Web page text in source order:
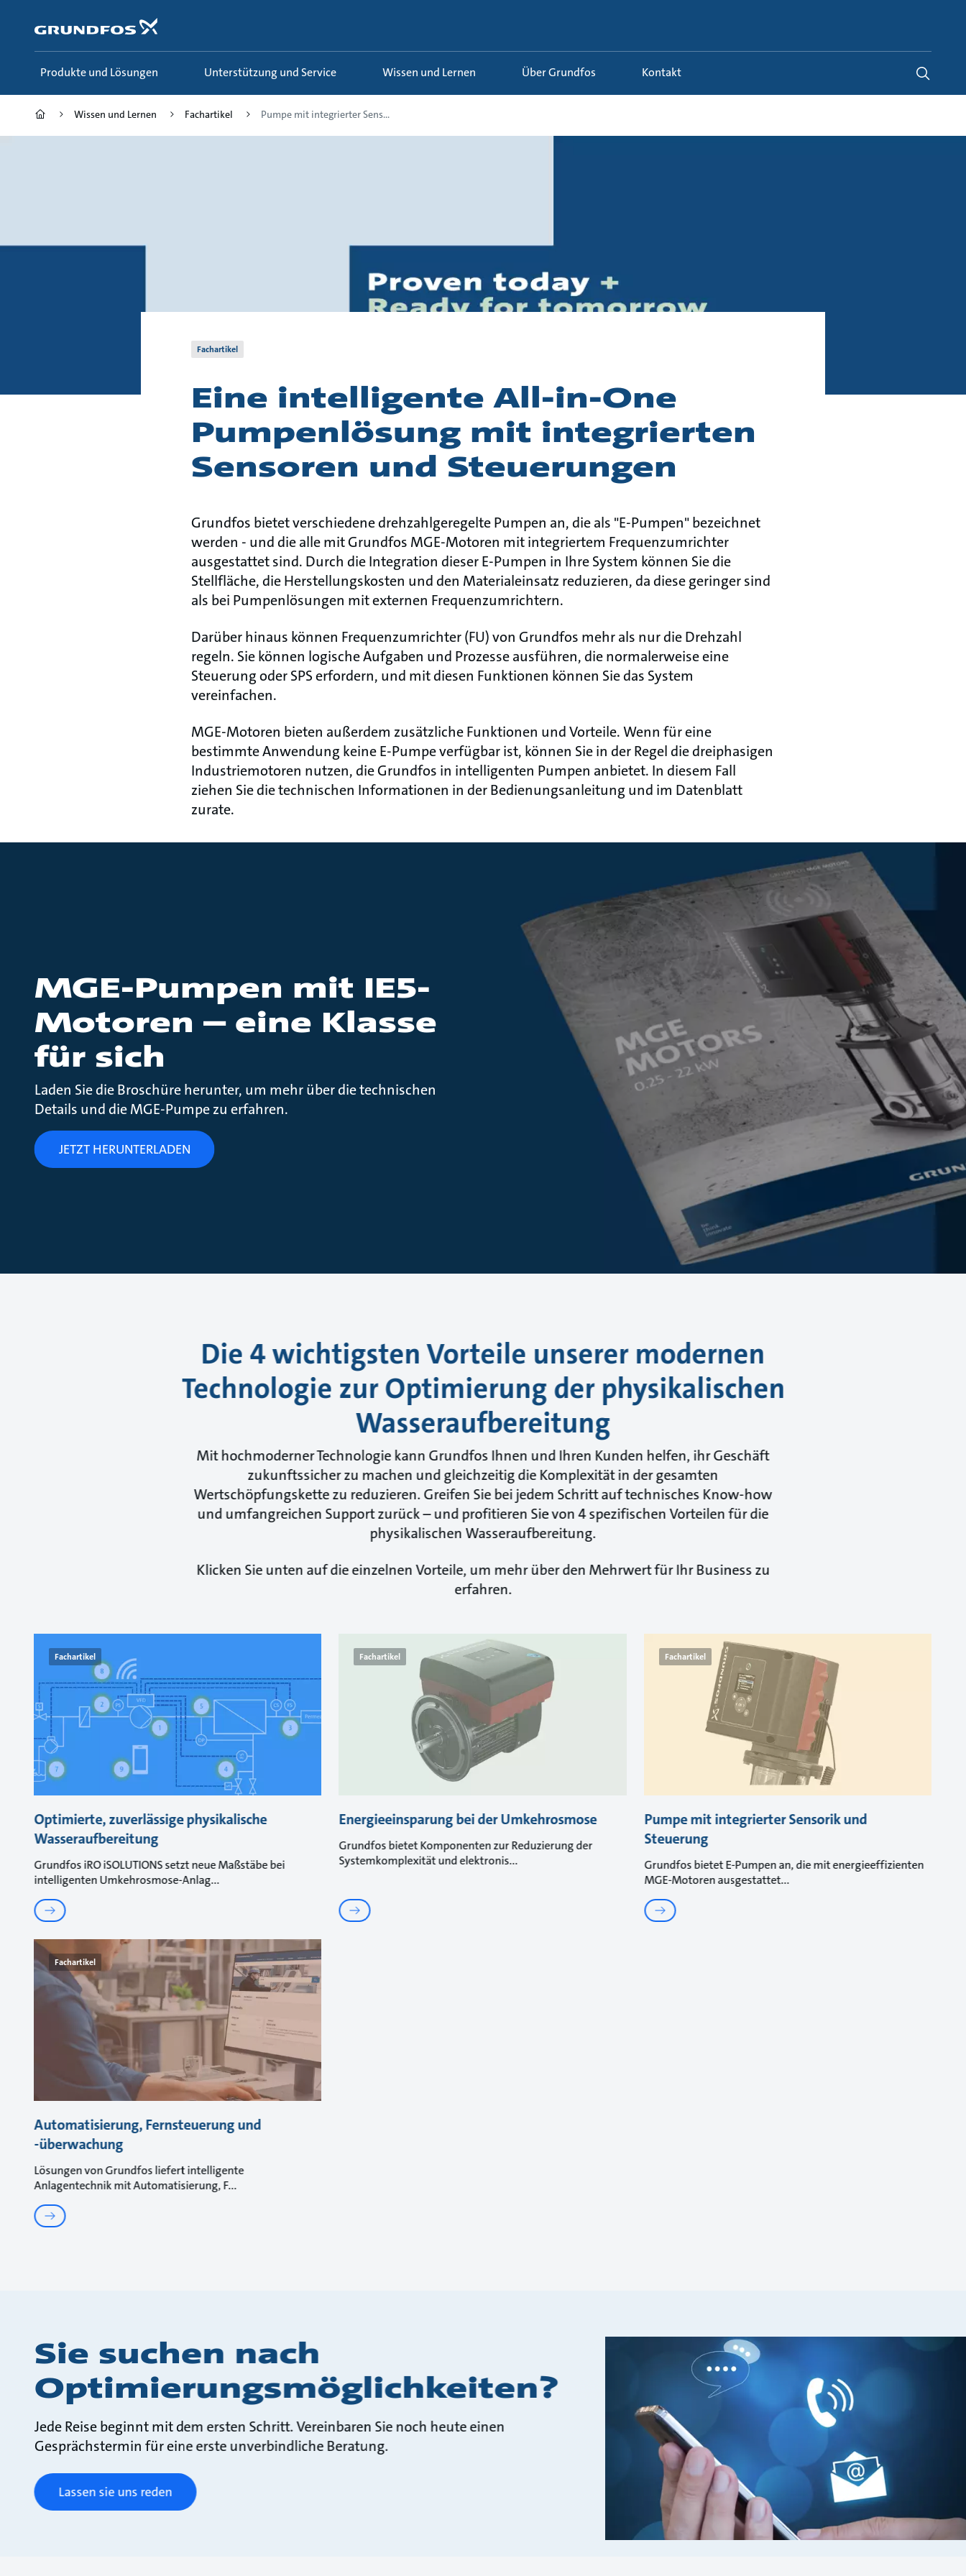
springen
Produkte und Lösungen Unterstützung und Service Wissen und Lernen Über Grundfos Kontakt
Wissen und Lernen Fachartikel Pumpe mit integrierter Sens...
Fachartikel
Eine intelligente All-in-One
Pumpenlösung mit integrierten
Sensoren und Steuerungen
Grundfos bietet verschiedene drehzahlgeregelte Pumpen an, die als "E-Pumpen" bezeichnet
werden - und die alle mit Grundfos MGE-Motoren mit integriertem Frequenzumrichter
ausgestattet sind. Durch die Integration dieser E-Pumpen in Ihre System können Sie die
Stellfläche, die Herstellungskosten und den Materialeinsatz reduzieren, da diese geringer sind
als bei Pumpenlösungen mit externen Frequenzumrichtern.
Darüber hinaus können Frequenzumrichter (FU) von Grundfos mehr als nur die Drehzahl
regeln. Sie können logische Aufgaben und Prozesse ausführen, die normalerweise eine
Steuerung oder SPS erfordern, und mit diesen Funktionen können Sie das System
vereinfachen.
MGE-Motoren bieten außerdem zusätzliche Funktionen und Vorteile. Wenn für eine
bestimmte Anwendung keine E-Pumpe verfügbar ist, können Sie in der Regel die dreiphasigen
Industriemotoren nutzen, die Grundfos in intelligenten Pumpen anbietet. In diesem Fall
ziehen Sie die technischen Informationen in der Bedienungsanleitung und im Datenblatt
zurate.
MGE-Pumpen mit IE5-
Motoren – eine Klasse
für sich
Laden Sie die Broschüre herunter, um mehr über die technischen
Details und die MGE-Pumpe zu erfahren.
JETZT HERUNTERLADEN
Die 4 wichtigsten Vorteile unserer modernen
Technologie zur Optimierung der physikalischen
Wasseraufbereitung
Mit hochmoderner Technologie kann Grundfos Ihnen und Ihren Kunden helfen, ihr Geschäft
zukunftssicher zu machen und gleichzeitig die Komplexität in der gesamten
Wertschöpfungskette zu reduzieren. Greifen Sie bei jedem Schritt auf technisches Know-how
und umfangreichen Support zurück – und profitieren Sie von 4 spezifischen Vorteilen für die
physikalischen Wasseraufbereitung.
Klicken Sie unten auf die einzelnen Vorteile, um mehr über den Mehrwert für Ihr Business zu
erfahren.
Fachartikel
Optimierte, zuverlässige physikalische
Wasseraufbereitung
Grundfos iRO iSOLUTIONS setzt neue Maßstäbe bei
intelligenten Umkehrosmose-Anlag
Fachartikel
Energieeinsparung bei der Umkehrosmose
Grundfos bietet Komponenten zur Reduzierung der
Systemkomplexität und elektronis
Fachartikel
Pumpe mit integrierter Sensorik und
Steuerung
Grundfos bietet E-Pumpen an, die mit energieeffizienten
MGE-Motoren ausgestattet
Fachartikel
Automatisierung, Fernsteuerung und
-überwachung
Lösungen von Grundfos liefert intelligente
Anlagentechnik mit Automatisierung, F
Sie suchen nach
Optimierungsmöglichkeiten?
Jede Reise beginnt mit dem ersten Schritt. Vereinbaren Sie noch heute einen
Gesprächstermin für eine erste unverbindliche Beratung.
Lassen sie uns reden